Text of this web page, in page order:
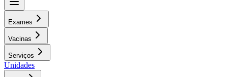
Exames
Vacinas
Serviços
Unidades